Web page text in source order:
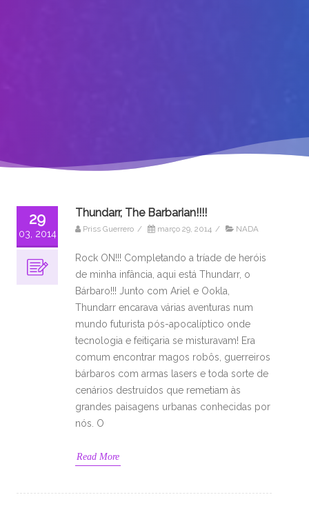
29
03, 2014
Thundarr, The Barbarian!!!!
Priss Guerrero / março 29, 2014 / NADA
Rock ON!!! Completando a tríade de heróis
de minha infância, aqui está Thundarr, o
Bárbaro!!! Junto com Ariel e Ookla,
Thundarr encarava várias aventuras num
mundo futurista pós-apocalíptico onde
tecnologia e feitiçaria se misturavam! Era
comum encontrar magos robôs, guerreiros
bárbaros com armas lasers e toda sorte de
cenários destruídos que remetiam às
grandes paisagens urbanas conhecidas por
nós. O
Read More